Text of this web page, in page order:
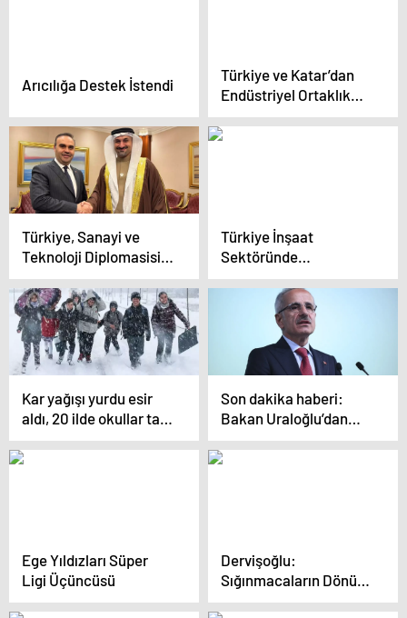
Arıcılığa Destek İstendi
Türkiye ve Katar’dan
Endüstriyel Ortaklık
Anlaşması
Türkiye, Sanayi ve
Teknoloji Diplomasisi
ile Hedeflerini
Büyütmeyi Amaçlıyor
Türkiye İnşaat
Sektöründe
Dijitalleşme Hedefleri
Belirleniyor
Kar yağışı yurdu esir
aldı, 20 ilde okullar tatil
edildi
Son dakika haberi:
Bakan Uraloğlu’dan
flaş açıklamalar:
Roblox, discord
Ege Yıldızları Süper
Ligi Üçüncüsü
Dervişoğlu:
Sığınmacaların Dönüşü
Teşvik edilmeli